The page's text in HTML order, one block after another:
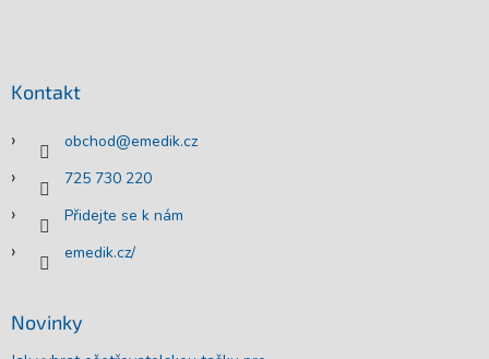
Kontakt
obchod@emedik.cz
725 730 220
Přidejte se k nám
emedik.cz/
Novinky